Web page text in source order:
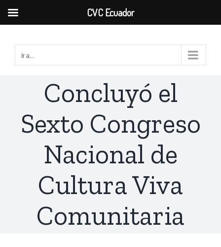
contenido
Ir a...
Concluyó el
Sexto Congreso
Nacional de
Cultura Viva
Comunitaria
CVC Ecuador